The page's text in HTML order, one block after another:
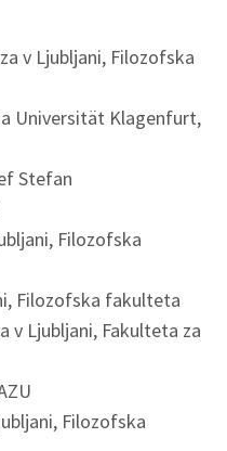
v Ljubljani, Filozofska
Universität Klagenfurt,
Stefan
Filozofska
Filozofska fakulteta
v Ljubljani, Fakulteta za
Filozofska